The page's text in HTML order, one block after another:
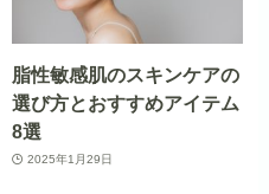
脂性敏感肌のスキンケアの
選び方とおすすめアイテム
8選
2025年1月29日